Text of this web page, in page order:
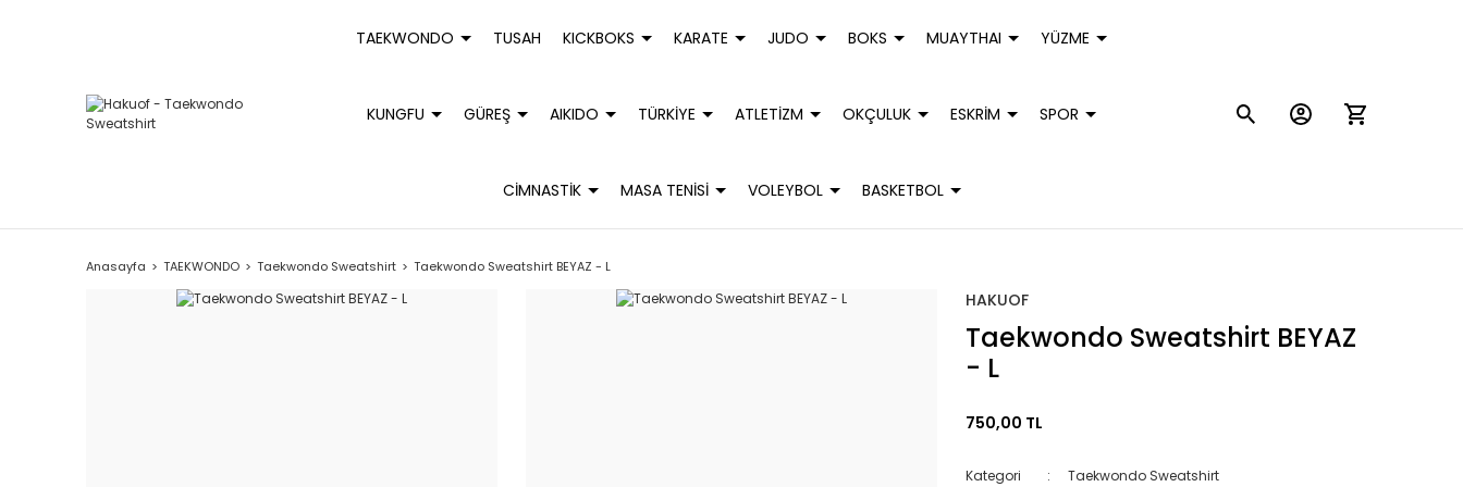
TAEKWONDO TUSAH KICKBOKS KARATE JUDO BOKS MUAYTHAI YÜZME
KUNGFU GÜREŞ AIKIDO TÜRKİYE ATLETİZM OKÇULUK ESKRİM SPOR
CİMNASTİK MASA TENİSİ VOLEYBOL BASKETBOL
Anasayfa TAEKWONDO Taekwondo Sweatshirt Taekwondo Sweatshirt BEYAZ - L
HAKUOF
Taekwondo Sweatshirt BEYAZ
- L
750,00 TL
Kategori
Taekwondo Sweatshirt